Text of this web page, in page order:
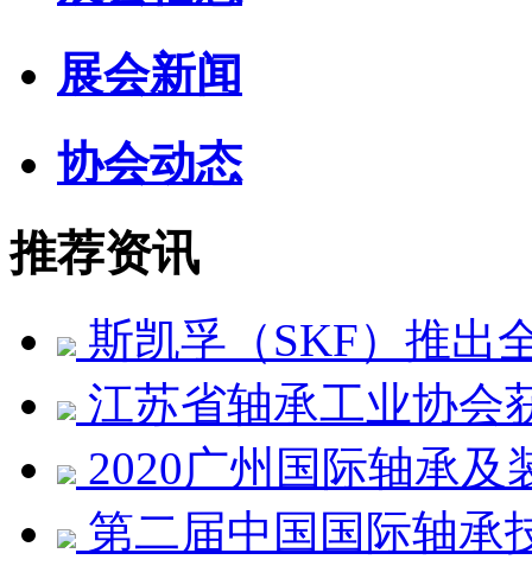
展会新闻
协会动态
推荐资讯
斯凯孚（SKF）推出
江苏省轴承工业协会
2020广州国际轴承及
第二届中国国际轴承